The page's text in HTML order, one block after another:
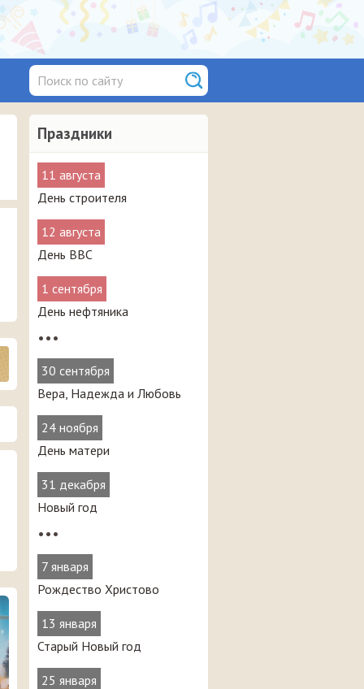
Праздники
11 августа
День строителя
12 августа
День ВВС
1 сентября
День нефтяника
•••
30 сентября
Вера, Надежда и Любовь
24 ноября
День матери
31 декабря
Новый год
•••
7 января
Рождество Христово
13 января
Старый Новый год
25 января